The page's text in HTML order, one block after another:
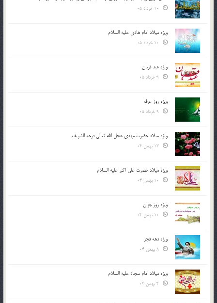
ویژه میلاد امام هادی علیه السلام
ویژه عید قربان
ویژه روز عرفه
ویژه میلاد حضرت مهدی عجل الله تعالی فرجه الشريف
ویژه میلاد حضرت علی اکبر علیه السلام
ویژه روز جوان
ویژه دهه فجر
ویژه میلاد امام سجاد علیه السلام